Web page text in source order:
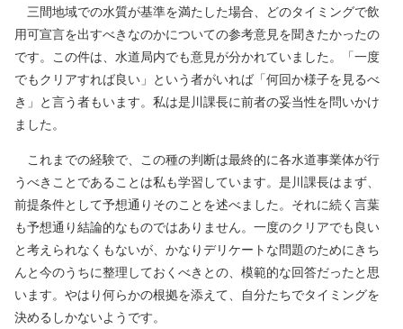
三間地域での水質が基準を満たした場合、どのタイミングで飲
用可宣言を出すべきなのかについての参考意見を聞きたかったの
です。この件は、水道局内でも意見が分かれていました。「一度
でもクリアすれば良い」という者がいれば「何回か様子を見るべ
き」と言う者もいます。私は是川課長に前者の妥当性を問いかけ
ました。
これまでの経験で、この種の判断は最終的に各水道事業体が行
うべきことであることは私も学習しています。是川課長はまず、
前提条件として予想通りそのことを述べました。それに続く言葉
も予想通り結論的なものではありません。一度のクリアでも良い
と考えられなくもないが、かなりデリケートな問題のためにきち
んと今のうちに整理しておくべきとの、模範的な回答だったと思
います。やはり何らかの根拠を添えて、自分たちでタイミングを
決めるしかないようです。